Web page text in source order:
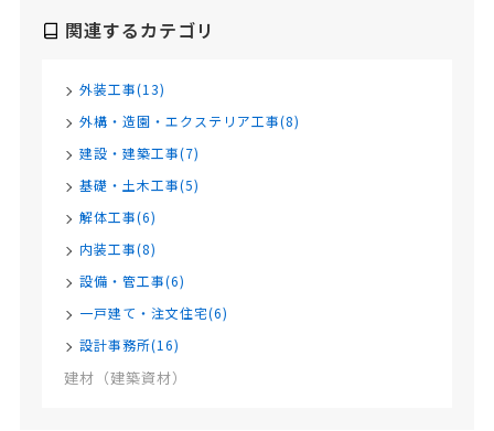
関連するカテゴリ
外装工事(13)
外構・造園・エクステリア工事(8)
建設・建築工事(7)
基礎・土木工事(5)
解体工事(6)
内装工事(8)
設備・管工事(6)
一戸建て・注文住宅(6)
設計事務所(16)
建材（建築資材）